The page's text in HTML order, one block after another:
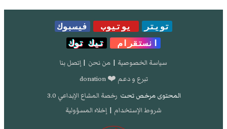
تويتر يوتيوب
فيسبوك
انستقرام
تيك توك
سياسة الخصوصية | من نحن | إتصل بنا
تبرع و دعم ❤️ donation
المحتوى مرخص تحت رخصة المشاع الإبداعي 3.0
شروط الإستخدام | إخلاء المسؤولية